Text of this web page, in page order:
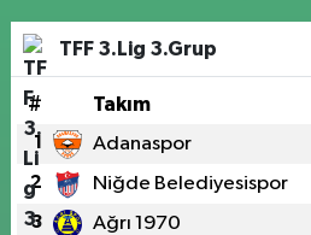
TFF 3.Lig 3.Grup
# Takım
1 Adanaspor
2 Niğde Belediyesispor
3 Ağrı 1970